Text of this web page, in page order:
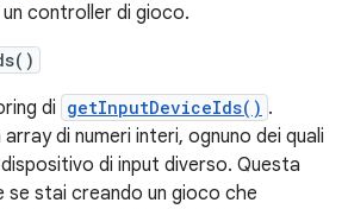
controller di gioco.
di getInputDeviceIds() .
di numeri interi, ognuno dei quali
di input diverso. Questa
se stai creando un gioco che